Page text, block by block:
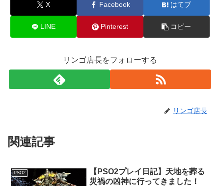
X Facebook はてブ
LINE Pinterest コピー
リンゴ店長をフォローする
リンゴ店長
関連記事
PSO2
【PSO2プレイ日記】天地を葬る
災禍の凶神に行ってきました！